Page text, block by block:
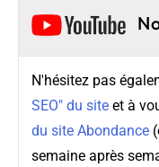
N'hésitez pas
SEO" du siteet à
du site Abondance
semaine après